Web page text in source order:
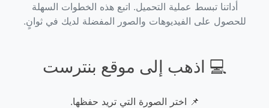
أداتنا تبسط عملية التحميل. اتبع هذه الخطوات السهلة
للحصول على الفيديوهات والصور المفضلة لديك في ثوانٍ.
💻 اذهب إلى موقع بنترست
📌 اختر الصورة التي تريد حفظها.